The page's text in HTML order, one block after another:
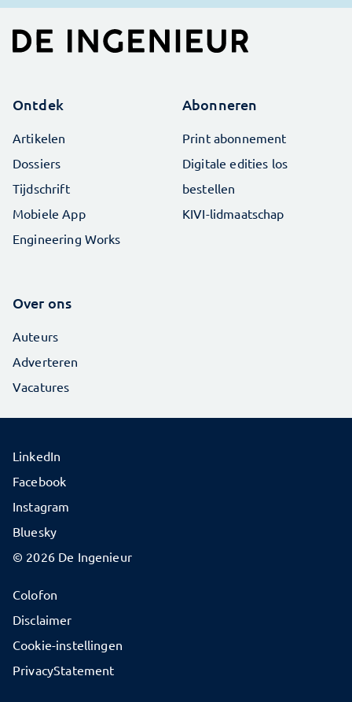
Ontdek
Artikelen
Dossiers
Tijdschrift
Mobiele App
Engineering Works
Abonneren
Print abonnement
Digitale edities los
bestellen
KIVI-lidmaatschap
Over ons
Auteurs
Adverteren
Vacatures
© 2026 De Ingenieur
Colofon
Disclaimer
Cookie-instellingen
PrivacyStatement
LinkedIn
Facebook
Instagram
Bluesky